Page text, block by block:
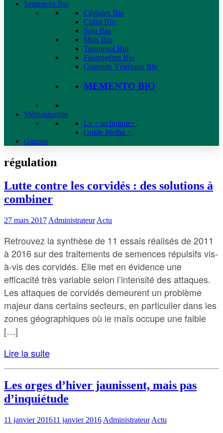
Semences Bio
Céréales Bio
Colza Bio
Soja Bio
Maïs Bio
Tournesol Bio
Fourragères Bio
Couverts Végétaux Bio
MEMENTO BIO
Méthanisation
Le + technique+.
Guide Metha +.
Gazons
régulation
Lutte contre les corvidés : des solutions à
combiner
27 mars 2017 Administrateur Actu
Retrouvez la synthèse de 11 essais réalisés de 2011
à 2016 sur des traitements de semences répulsifs vis-
à-vis des corvidés. Elle met en évidence une
efficacité très variable selon l’intensité des attaques.
Les attaques de corvidés demeurent un problème
majeur dans certains secteurs, en particulier dans les
zones géographiques où le maïs occupe une faible
[…]
Lire la suite
Les orges d’hiver jaunissent, mais pas
d’inquiétude
11 janvier 201611 janvier 2016 Administrateur Actu